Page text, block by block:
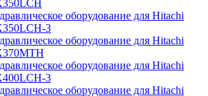
оборудование для Hitachi
3
оборудование для Hitachi
оборудование для Hitachi
3
оборудование для Hitachi